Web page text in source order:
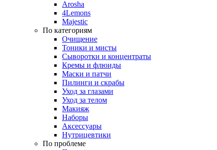
Arosha
4Lemons
Majestic
По категориям
Очищение
Тоники и мисты
Сыворотки и концентраты
Кремы и флюиды
Маски и патчи
Пилинги и скрабы
Уход за глазами
Уход за телом
Макияж
Наборы
Аксессуары
Нутрицевтики
По проблеме